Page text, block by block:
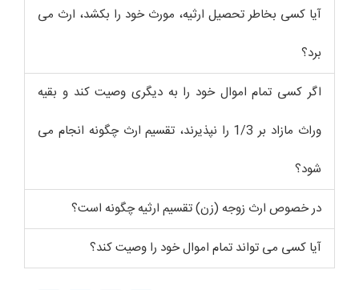
آیا کسی بخاطر تحصیل ارثیه، مورث خود را بکشد، ارث می
برد؟
اگر کسی تمام اموال خود را به دیگری وصیت کند و بقیه
وراث مازاد بر 1/3 را نپذیرند، تقسیم ارث چگونه انجام می
شود؟
در خصوص ارث زوجه (زن) تقسیم ارثیه چگونه است؟
آیا کسی می تواند تمام اموال خود را وصیت کند؟